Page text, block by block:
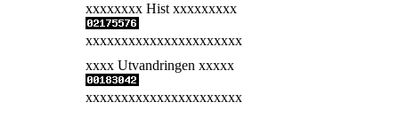
xxxxxxxx Hist xxxxxxxxx
xxxxxxxxxxxxxxxxxxxxxx
xxxx Utvandringen xxxxx
xxxxxxxxxxxxxxxxxxxxxx